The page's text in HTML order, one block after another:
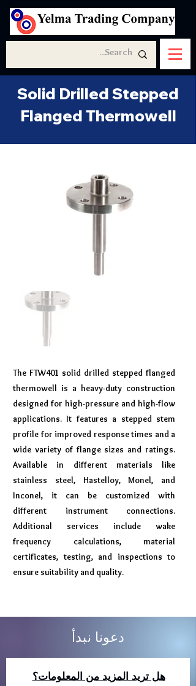
Solid Drilled Stepped
Flanged Thermowell
The FTW401 solid drilled stepped flanged
thermowell is a heavy-duty construction
designed for high-pressure and high-flow
applications. It features a stepped stem
profile for improved response times and a
wide variety of flange sizes and ratings.
Available in different materials like
stainless steel, Hastelloy, Monel, and
Inconel, it can be customized with
different instrument connections.
Additional services include wake
frequency calculations, material
certificates, testing, and inspections to
ensure suitability and quality.
دعونا نبدأ
هل تريد المزيد من المعلومات؟